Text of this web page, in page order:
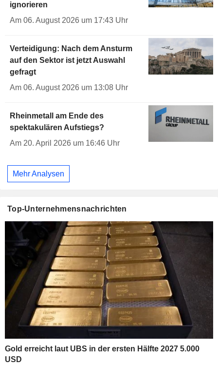
ignorieren
Am 06. August 2026 um 17:43 Uhr
Verteidigung: Nach dem Ansturm
auf den Sektor ist jetzt Auswahl
gefragt
Am 06. August 2026 um 13:08 Uhr
Rheinmetall am Ende des
spektakulären Aufstiegs?
Am 20. April 2026 um 16:46 Uhr
Mehr Analysen
Top-Unternehmensnachrichten
Gold erreicht laut UBS in der ersten Hälfte 2027 5.000
USD